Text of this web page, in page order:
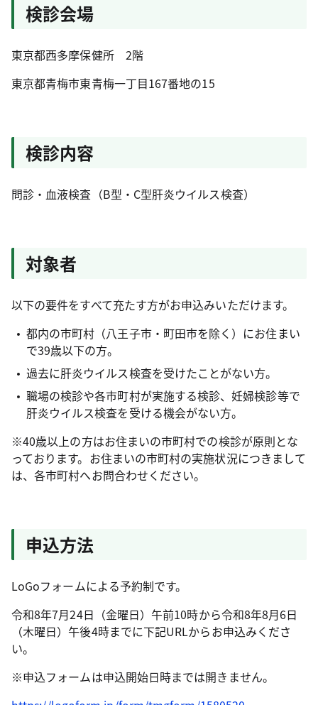
検診会場
東京都西多摩保健所 2階
東京都青梅市東青梅一丁目167番地の15
検診内容
問診・血液検査（B型・C型肝炎ウイルス検査）
対象者
以下の要件をすべて充たす方がお申込みいただけます。
都内の市町村（八王子市・町田市を除く）にお住まい
で39歳以下の方。
過去に肝炎ウイルス検査を受けたことがない方。
職場の検診や各市町村が実施する検診、妊婦検診等で
肝炎ウイルス検査を受ける機会がない方。
※40歳以上の方はお住まいの市町村での検診が原則とな
っております。お住まいの市町村の実施状況につきまして
は、各市町村へお問合わせください。
申込方法
LoGoフォームによる予約制です。
令和8年7月24日（金曜日）午前10時から令和8年8月6日
（木曜日）午後4時までに下記URLからお申込みくださ
い。
※申込フォームは申込開始日時までは開きません。